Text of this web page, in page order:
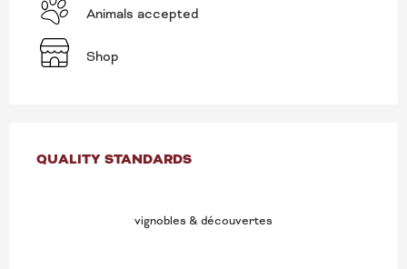
Animals accepted
Shop
SERVICES OFFERED
QUALITY STANDARDS
QUALITY STANDARDS
vignobles & découvertes